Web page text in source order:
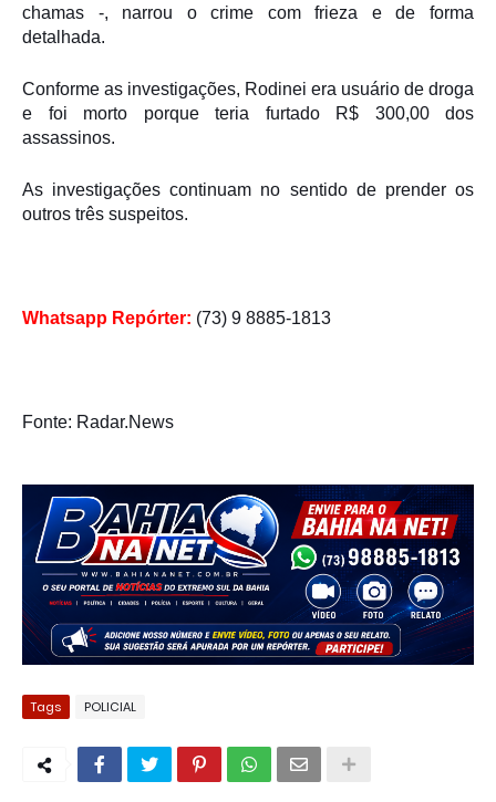
chamas -, narrou o crime com frieza e de forma
detalhada.
Conforme as investigações, Rodinei era usuário de droga
e foi morto porque teria furtado R$ 300,00 dos
assassinos.
As investigações continuam no sentido de prender os
outros três suspeitos.
Whatsapp Repórter: (73) 9 8885-1813
Fonte: Radar.News
Tags POLICIAL